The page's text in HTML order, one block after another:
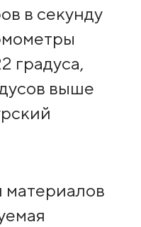
в секунду
градуса,
выше
материалов